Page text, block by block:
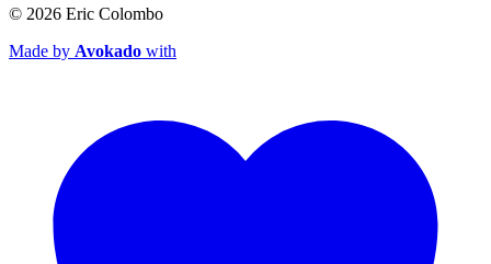
© 2026 Eric Colombo
Made by Avokado with